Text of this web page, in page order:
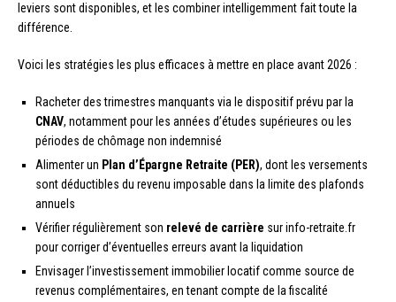
leviers sont disponibles, et les combiner intelligemment fait toute la
différence.
Voici les stratégies les plus efficaces à mettre en place avant 2026 :
Racheter des trimestres manquants via le dispositif prévu par la
CNAV, notamment pour les années d’études supérieures ou les
périodes de chômage non indemnisé
Alimenter un Plan d’Épargne Retraite (PER), dont les versements
sont déductibles du revenu imposable dans la limite des plafonds
annuels
Vérifier régulièrement son relevé de carrière sur info-retraite.fr
pour corriger d’éventuelles erreurs avant la liquidation
Envisager l’investissement immobilier locatif comme source de
revenus complémentaires, en tenant compte de la fiscalité